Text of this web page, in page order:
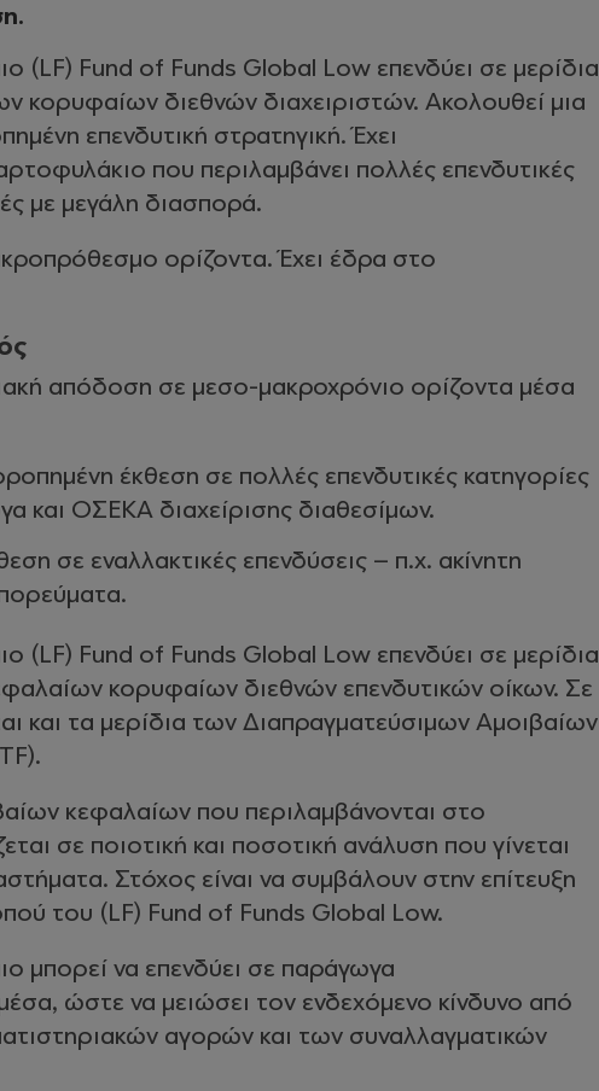
(LF) Fund of Funds Global Low επενδύει σε μερίδια
κορυφαίων διεθνών διαχειριστών. Ακολουθεί μια
επενδυτική στρατηγική. Έχει
που περιλαμβάνει πολλές επενδυτικές
με μεγάλη διασπορά.
ορίζοντα. Έχει έδρα στο
απόδοση σε μεσο-μακροχρόνιο ορίζοντα μέσα
έκθεση σε πολλές επενδυτικές κατηγορίες
και ΟΣΕΚΑ διαχείρισης διαθεσίμων.
σε εναλλακτικές επενδύσεις – π.χ. ακίνητη
(LF) Fund of Funds Global Low επενδύει σε μερίδια
κορυφαίων διεθνών επενδυτικών οίκων. Σε
και τα μερίδια των Διαπραγματεύσιμων Αμοιβαίων
κεφαλαίων που περιλαμβάνονται στο
σε ποιοτική και ποσοτική ανάλυση που γίνεται
Στόχος είναι να συμβάλουν στην επίτευξη
του (LF) Fund of Funds Global Low.
μπορεί να επενδύει σε παράγωγα
ώστε να μειώσει τον ενδεχόμενο κίνδυνο από
αγορών και των συναλλαγματικών